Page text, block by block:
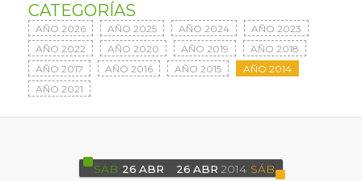
CATEGORÍAS
AÑO 2026 AÑO 2025 AÑO 2024
AÑO 2023
AÑO 2022
AÑO 2020 AÑO 2019
AÑO 2018
AÑO 2017
AÑO 2016 AÑO 2015
AÑO 2014
AÑO 2021
SÁB 26 ABR 26 ABR 2014 SÁB